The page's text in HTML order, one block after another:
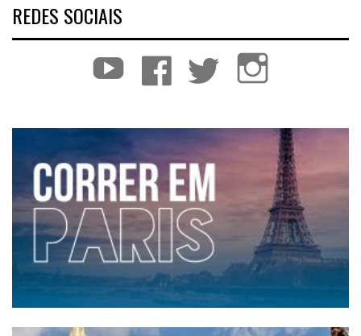
REDES SOCIAIS
YouTube Facebook Twitter